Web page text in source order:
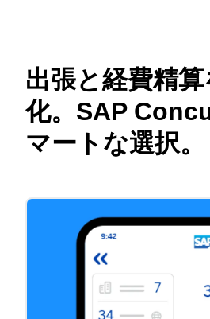
出張と経費精
化。SAP
マートな選択。